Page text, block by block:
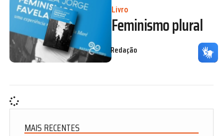
Livro
Feminismo plural
Redação
MAIS RECENTES